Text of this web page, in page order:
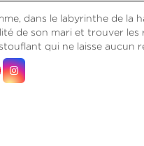
dans le labyrinthe de la
de son mari et trouver les
qui ne laisse aucun